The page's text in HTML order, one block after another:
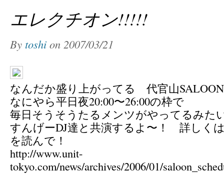
エレクチオン!!!!!
By toshi on 2007/03/21
なんだか盛り上がってる 代官山
なにやら平日夜20:00〜26:00の枠で
毎日そうそうたるメンツがやってるみた
すんげーDJ達と共演するよ〜！ 詳しく
を読んで！
http://www.unit-
tokyo.com/news/archives/2006/01/